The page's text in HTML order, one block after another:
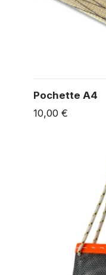
Pochette A4
10,00 €